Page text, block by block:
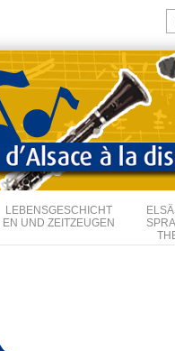
LEBENSGESCHICHT
EN UND ZEITZEUGEN